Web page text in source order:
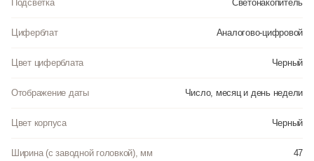
• Стекло из полимерного материала, устойчивое к ударному воздействию,
• Циферблат с объемным дизайном, накладные элементы оформления.
• Полимерный ремешок прочный и долговечный с простой застежкой.
Инструкция к Casio AEQ-110W-1A2 на русском языке
Подсветка Светонакопитель
Циферблат Аналогово-цифровой
Цвет циферблата Черный
Отображение даты Число, месяц и день недели
Цвет корпуса Черный
Ширина (с заводной головкой), мм 47